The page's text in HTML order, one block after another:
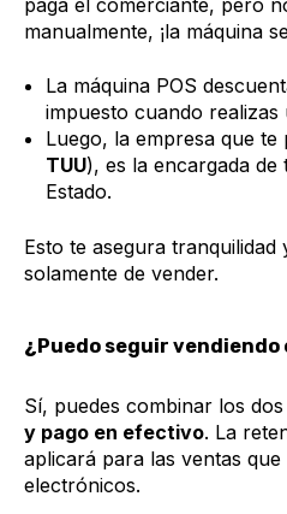
paga el comerciante, pero
manualmente, ¡la máquina
La máquina POS
impuesto cuando realizas
Luego, la empresa que
TUU), es la encargada
Estado.
Esto te asegura
solamente de vender.
¿Puedo seguir
Sí, puedes combinar los
y pago en efectivo. La
aplicará para las ventas
electrónicos.